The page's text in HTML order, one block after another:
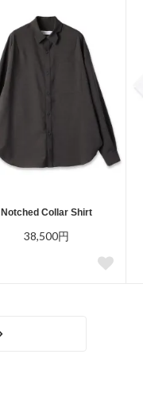
Notched Collar Shirt
38,500円